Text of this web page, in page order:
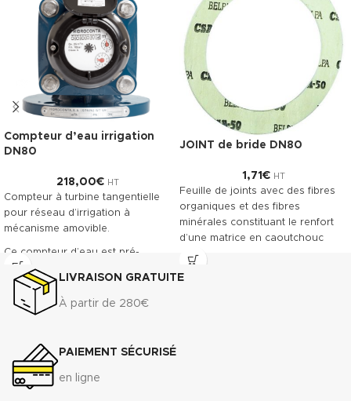
Compteur d’eau irrigation
DN80
218,00€ HT
Compteur à turbine tangentielle
pour réseau d’irrigation à
mécanisme amovible.
Ce compteur d’eau est pré-
équipé pour recevoir la pose
d’un émetteur à impulsions.
Classe métrologique A. Corps en
fonte revêtu, offrant une grande
Raccordement à brides du DN 50
au DN 300
JOINT de bride DN80
1,71 € HT
Feuille de joints avec des fibres
organiques et des fibres
minérales constituant le renfort
d’une matrice en caoutchouc
NBR. Le TECNIFIBRE80 possède
LIVRAISON GRATUITE
À partir de 280€
PAIEMENT SÉCURISÉ
en ligne